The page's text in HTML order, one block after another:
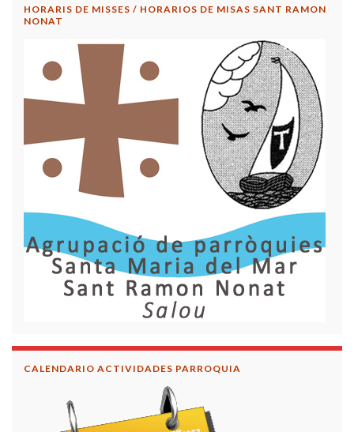
HORARIS DE MISSES / HORARIOS DE MISAS SANT RAMON
NONAT
CALENDARIO ACTIVIDADES PARROQUIA